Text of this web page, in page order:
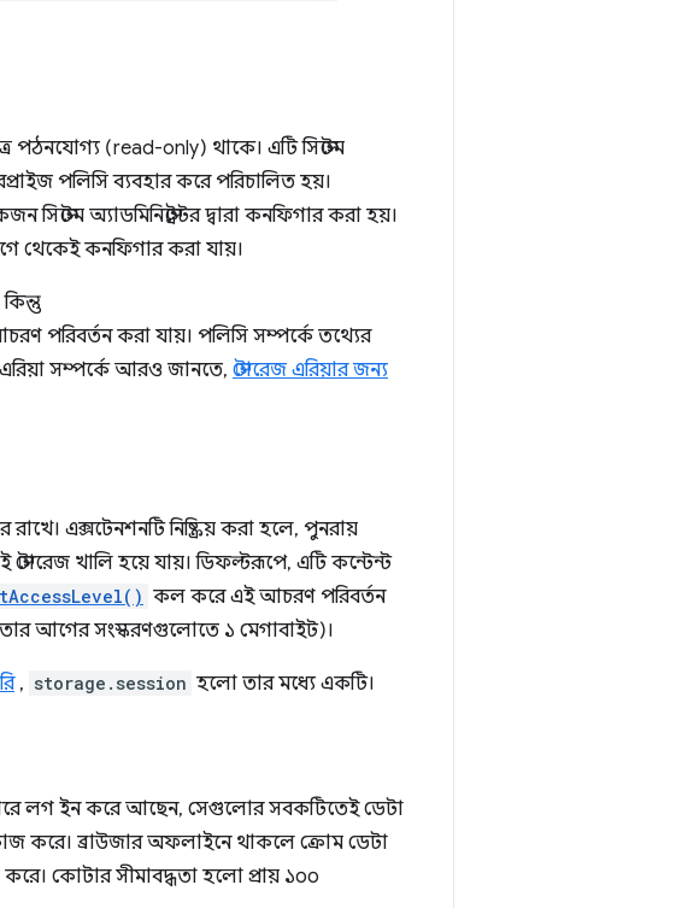
পঠনযোগ্য (read-only) থাকে। এটি সিস্টেম
পলিসি ব্যবহার করে পরিচালিত হয়।
অ্যাডমিনিস্ট্রেটর দ্বারা কনফিগার করা হয়।
থেকেই কনফিগার করা যায়।
পরিবর্তন করা যায়। পলিসি সম্পর্কে তথ্যের
এরিয়া সম্পর্কে আরও জানতে, স্টোরেজ এরিয়ার জন্য
এক্সটেনশনটি নিষ্ক্রিয় করা হলে, পুনরায়
খালি হয়ে যায়। ডিফল্টরূপে, এটি কন্টেন্ট
কল করে এই আচরণ পরিবর্তন
তার আগের সংস্করণগুলোতে ১ মেগাবাইট)।
, storage.session হলো তার মধ্যে একটি।
লগ ইন করে আছেন, সেগুলোর সবকটিতেই ডেটা
করে। ব্রাউজার অফলাইনে থাকলে ক্রোম ডেটা
কোটার সীমাবদ্ধতা হলো প্রায় ১০০